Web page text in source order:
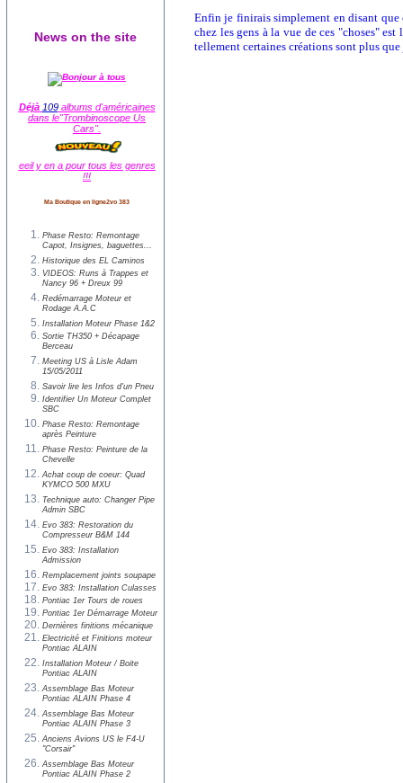
News on the site
Déjà 109albums d'américaines
dans le"Trombinoscope Us
Cars".
eeil y en a pour tous les genres
!!!
Ma Boutique en ligne2vo 383
Phase Resto: Remontage
Capot, Insignes, baguettes...
Historique des EL Caminos
VIDEOS: Runs à Trappes et
Nancy 96 + Dreux 99
Redémarrage Moteur et
Rodage A.A.C
Installation Moteur Phase 1&2
Sortie TH350 + Décapage
Berceau
Meeting US à Lisle Adam
15/05/2011
Savoir lire les Infos d'un Pneu
Identifier Un Moteur Complet
SBC
Phase Resto: Remontage
après Peinture
Phase Resto: Peinture de la
Chevelle
Achat coup de coeur: Quad
KYMCO 500 MXU
Technique auto: Changer Pipe
Admin SBC
Evo 383: Restoration du
Compresseur B&M 144
Evo 383: Installation
Admission
Remplacement joints soupape
Evo 383: Installation Culasses
Pontiac 1er Tours de roues
Pontiac 1er Démarrage Moteur
Dernières finitions mécanique
Electricité et Finitions moteur
Pontiac ALAIN
Installation Moteur / Boite
Pontiac ALAIN
Assemblage Bas Moteur
Pontiac ALAIN Phase 4
Assemblage Bas Moteur
Pontiac ALAIN Phase 3
Anciens Avions US le F4-U
"Corsair"
Assemblage Bas Moteur
Pontiac ALAIN Phase 2
Enfin je finirais simplement en disant
chez les gens à la vue de ces "choses"
tellement certaines créations sont plus